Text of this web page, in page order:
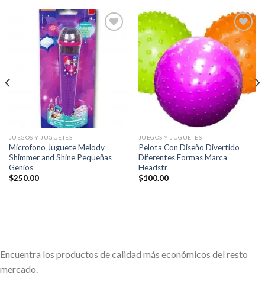
JUEGOS Y JUGUETES
Microfono Juguete Melody
Shimmer and Shine Pequeñas
Genios
$250.00
Añadir
a la
lista de
deseos
JUEGOS Y JUGUETES
Pelota Con Diseño Divertido
Diferentes Formas Marca
Headstr
$100.00
Encuentra los productos de calidad más económicos del resto
mercado.